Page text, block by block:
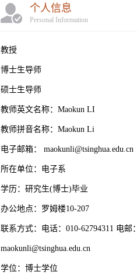
个人信息
Personal Information
教授
博士生导师
硕士生导师
教师英文名称：Maokun LI
教师拼音名称：Maokun Li
电子邮箱： maokunli@tsinghua.edu.cn
所在单位：电子系
学历：研究生(博士)毕业
办公地点：罗姆楼10-207
联系方式：电话：010-62794311 电邮：
maokunli@tsinghua.edu.cn
学位：博士学位